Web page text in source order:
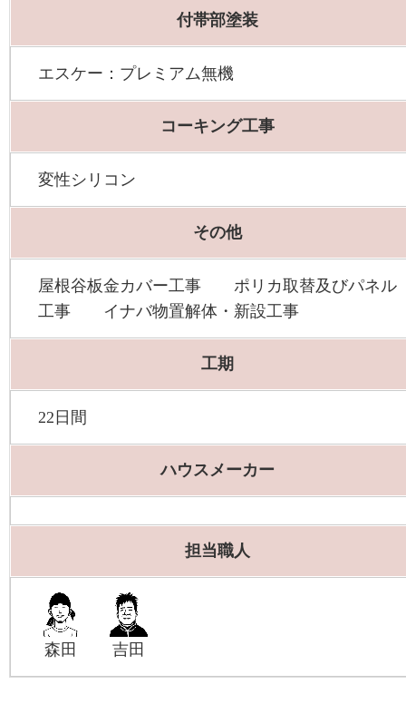
付帯部塗装
エスケー：プレミアム無機
コーキング工事
変性シリコン
その他
屋根谷板金カバー工事 ポリカ取替及びパネル
工事 イナバ物置解体・新設工事
工期
22日間
ハウスメーカー
担当職人
森田 吉田